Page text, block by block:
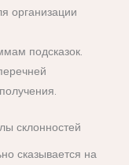
организации
подсказок.
склонностей
сказывается на